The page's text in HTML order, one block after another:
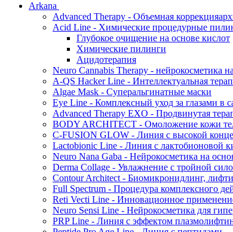
Arkana
Advanced Therapy - Объемная
Acid Line - Химические процедурные
Глубокое очищение на основе кислот
Химические пилинги
Ацидотерапия
Neuro Cannabis Therapy - нейрокосметика
A-QS Hacker Line - Интеллектуальная
Algae Mask - Суперальгинатные маски
Eye Line - Комплексный уход за глазами в
Advanced Therapy EXO - Продвинутая
BODY ARCHITECT - Омоложение кожи
C-FUSION GLOW - Линия с высокой
Lactobionic Line - Линия с лактобионовой
Neuro Nana Gaba - Нейрокосметика на
Derma Collage - Увлажнение с тройной
Contour Architect - Биомикронидлинг,
Full Spectrum - Процедура комплексного
Reti Vecti Line - Инновационное
Neuro Sensi Line - Нейрокосметика для
PRP Line - Линия с эффектом